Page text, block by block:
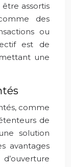
assortis
des
ou
est de
une
comme
de
solution
avantages